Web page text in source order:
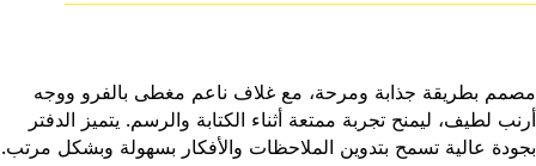
مصمم بطريقة جذابة ومرحة، مع غلاف ناعم مغطى بالفرو ووجه
أرنب لطيف، ليمنح تجربة ممتعة أثناء الكتابة والرسم. يتميز الدفتر
بجودة عالية تسمح بتدوين الملاحظات والأفكار بسهولة وبشكل مرتب.